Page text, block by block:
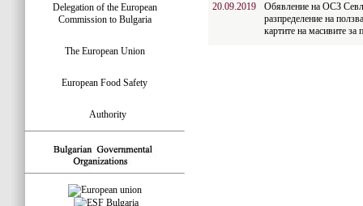
Delegation of the European
Commission to Bulgaria
The European Union
European Food Safety
Authority
20.09.2019
Обявление на ОСЗ
разпределение на
картите на масивите за